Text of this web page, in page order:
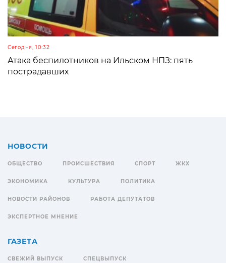
Сегодня, 10:32
Атака беспилотников на Ильском НПЗ: пять
пострадавших
НОВОСТИ
ОБЩЕСТВО ПРОИСШЕСТВИЯ СПОРТ ЖКХ
ЭКОНОМИКА КУЛЬТУРА ПОЛИТИКА
НОВОСТИ РАЙОНОВ РАБОТА ДЕПУТАТОВ
ЭКСПЕРТНОЕ МНЕНИЕ
ГАЗЕТА
СВЕЖИЙ ВЫПУСК СПЕЦВЫПУСК